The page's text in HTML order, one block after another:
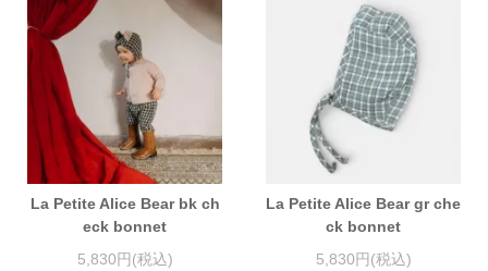
La Petite Alice Bear bk ch
eck bonnet
5,830円(税込)
La Petite Alice Bear gr che
ck bonnet
5,830円(税込)